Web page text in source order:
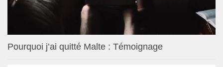
Pourquoi j’ai quitté Malte : Témoignage